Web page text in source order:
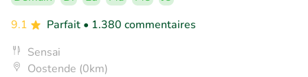
9.1
Parfait • 1.380 commentaires
Sensai
Oostende (0km)